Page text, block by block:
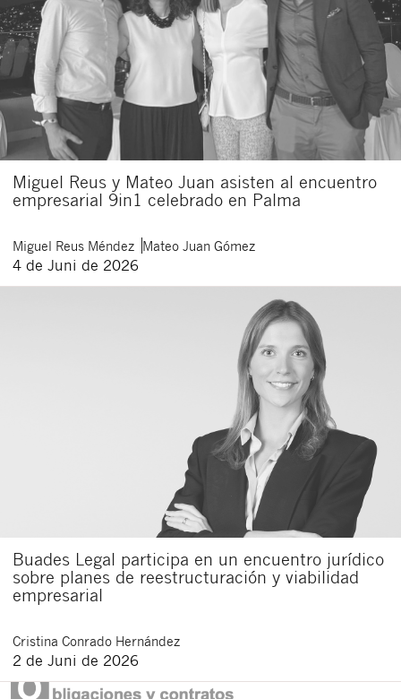
Miguel Reus y Mateo Juan asisten al encuentro
empresarial 9in1 celebrado en Palma
Miguel Reus Méndez Mateo Juan Gómez
4 de Juni de 2026
Buades Legal participa en un encuentro jurídico
sobre planes de reestructuración y viabilidad
empresarial
Cristina Conrado Hernández
2 de Juni de 2026